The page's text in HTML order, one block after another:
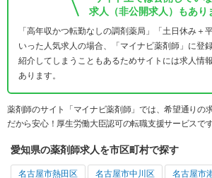
求人（非公開求人）もあり
「高年収かつ転勤なしの調剤薬局」「土日休み＋
いった人気求人の場合、「マイナビ薬剤師」に登
紹介してしまうこともあるためサイトには求人情
あります。
薬剤師のサイト「マイナビ薬剤師」では、希望通りの
だから安心！厚生労働大臣認可の転職支援サービスです
愛知県の薬剤師求人を市区町村で探す
名古屋市熱田区 名古屋市中川区 名古屋市